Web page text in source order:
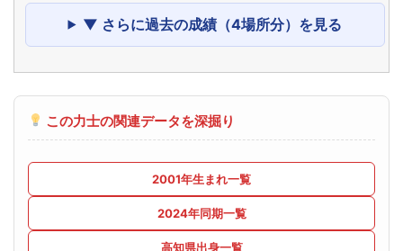
▼ さらに過去の成績（4場所分）を見る
この力士の関連データを深掘り
2001年生まれ一覧
2024年同期一覧
高知県出身一覧